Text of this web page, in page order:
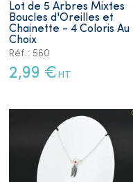
Lot de 5 Arbres Mixtes
Boucles d'Oreilles et
Chainette - 4 Coloris Au
Choix
Réf.: 560
2,99 € HT